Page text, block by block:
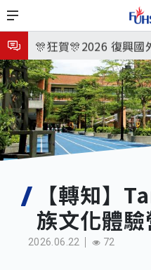
移
至
主
內
容
🎉🎉🎉狂賀! 12望蘇
連續兩年錄取世界第
🎊狂賀🎊2026 復興國
次雙星閃耀✨
115年校本部大學榜
取標準、62%達台大
🎊
8月3日 分科成績公布
臺北市2026城鎮韌性
時30分至15時實施，
制與避難演練，以免受
8月31日 開學日
🎉🎉🎉狂賀! 12望蘇
連續兩年錄取世界第一
【轉知】
族文化體驗
2026.06.22 72